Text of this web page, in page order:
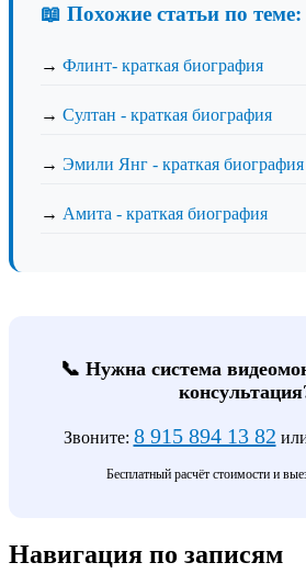
📖 Похожие статьи по теме:
→ Флинт- краткая биография
→ Султан - краткая биография
→ Эмили Янг - краткая биография
→ Амита - краткая биография
📞 Нужна система
Звоните: 8 915 894 13 82
Бесплатный расчёт стоимости и
Навигация по записям